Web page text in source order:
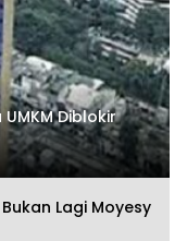
Diblokir
Lagi Moyesy